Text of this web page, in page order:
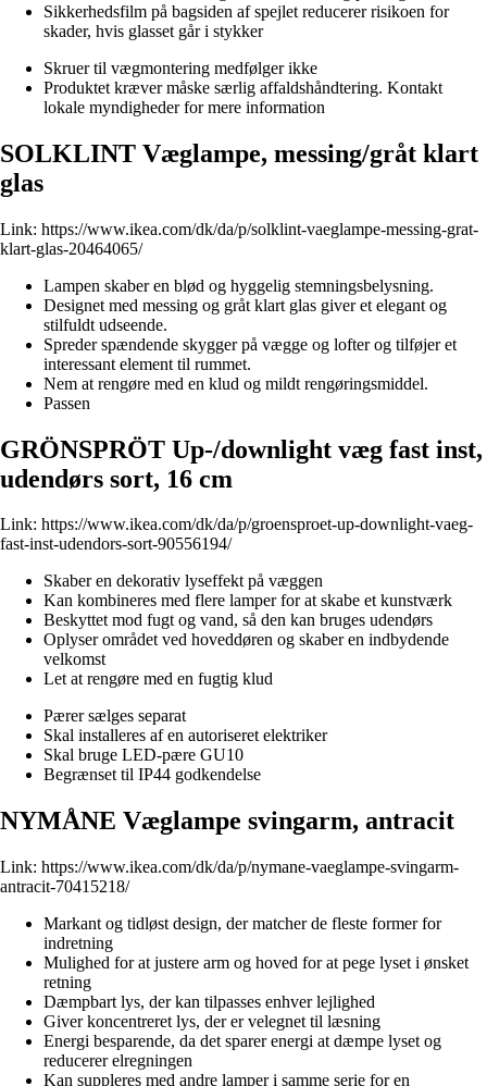
Sikkerhedsfilm på bagsiden af spejlet reducerer risikoen for
skader, hvis glasset går i stykker
Skruer til vægmontering medfølger ikke
Produktet kræver måske særlig affaldshåndtering. Kontakt
lokale myndigheder for mere information
SOLKLINT Væglampe, messing/gråt klart
glas
Link: https://www.ikea.com/dk/da/p/solklint-vaeglampe-messing-grat-
klart-glas-20464065/
Lampen skaber en blød og hyggelig stemningsbelysning.
Designet med messing og gråt klart glas giver et elegant og
stilfuldt udseende.
Spreder spændende skygger på vægge og lofter og tilføjer et
interessant element til rummet.
Nem at rengøre med en klud og mildt rengøringsmiddel.
Passen
GRÖNSPRÖT Up-/downlight væg fast inst,
udendørs sort, 16 cm
Link: https://www.ikea.com/dk/da/p/groensproet-up-downlight-vaeg-
fast-inst-udendors-sort-90556194/
Skaber en dekorativ lyseffekt på væggen
Kan kombineres med flere lamper for at skabe et kunstværk
Beskyttet mod fugt og vand, så den kan bruges udendørs
Oplyser området ved hoveddøren og skaber en indbydende
velkomst
Let at rengøre med en fugtig klud
Pærer sælges separat
Skal installeres af en autoriseret elektriker
Skal bruge LED-pære GU10
Begrænset til IP44 godkendelse
NYMÅNE Væglampe svingarm, antracit
Link: https://www.ikea.com/dk/da/p/nymane-vaeglampe-svingarm-
antracit-70415218/
Markant og tidløst design, der matcher de fleste former for
indretning
Mulighed for at justere arm og hoved for at pege lyset i ønsket
retning
Dæmpbart lys, der kan tilpasses enhver lejlighed
Giver koncentreret lys, der er velegnet til læsning
Energi besparende, da det sparer energi at dæmpe lyset og
reducerer elregningen
Kan suppleres med andre lamper i samme serie for en